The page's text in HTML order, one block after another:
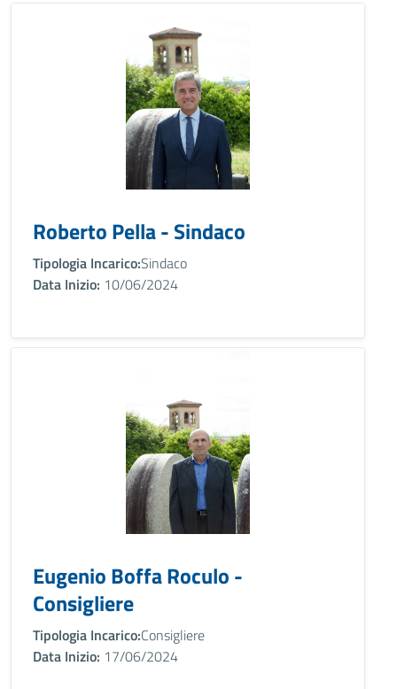
Roberto Pella - Sindaco
Tipologia Incarico:Sindaco
Data Inizio: 10/06/2024
Eugenio Boffa Roculo -
Consigliere
Tipologia Incarico:Consigliere
Data Inizio: 17/06/2024